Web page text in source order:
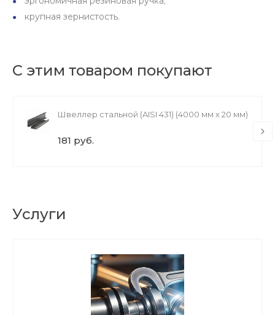
крупная зернистость.
С этим товаром покупают
Швеллер стальной (AISI 431) (4000 мм х 20 мм)
181 руб.
Услуги